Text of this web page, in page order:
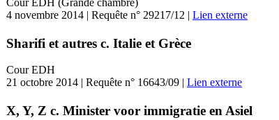
Cour EDH (Grande chambre)
4 novembre 2014 | Requête n° 29217/12 | Lien externe
Sharifi et autres c. Italie et Grèce
Cour EDH
21 octobre 2014 | Requête n° 16643/09 | Lien externe
X, Y, Z c. Minister voor immigratie en Asiel